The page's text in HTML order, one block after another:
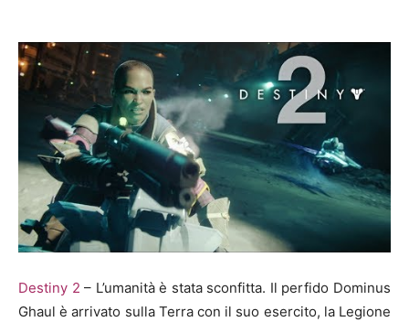
Destiny 2 – L’umanità è stata sconfitta. Il perfido Dominus
Ghaul è arrivato sulla Terra con il suo esercito, la Legione